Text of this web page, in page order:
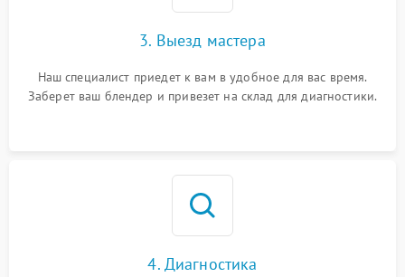
3. Выезд мастера
Наш специалист приедет к вам в удобное для вас время.
Заберет ваш блендер и привезет на склад для диагностики.
4. Диагностика